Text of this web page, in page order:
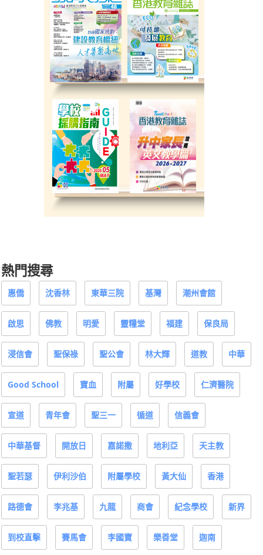
熱門搜尋
惠僑 沈香林 東華三院 基灣 潮州會館
啟思 佛教 明愛 靈糧堂 福建 保良局
浸信會 聖保祿 聖公會 林大輝 道教 中華
Good School 寶血 附屬 好學校 仁濟醫院
宣道 青年會 聖三一 循道 信義會
中華基督 開放日 嘉諾撒 地利亞 天主教
聖若瑟 伊利沙伯 附屬學校 黃大仙 香港
路德會 李兆基 九龍 商會 紀念學校 新界
到校直擊 賽馬會 李國寶 樂善堂 迦南